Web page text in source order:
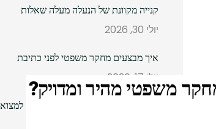
קנייה מקוונת של הנעלה מעלה שאלות
יולי 30, 2026
איך מבצעים מחקר משפטי לפני כתיבת
יולי 17, 2026
מדריך מידות סנדלים מקראיים: כיצד למצוא
משפטי מהיר ומדויק?